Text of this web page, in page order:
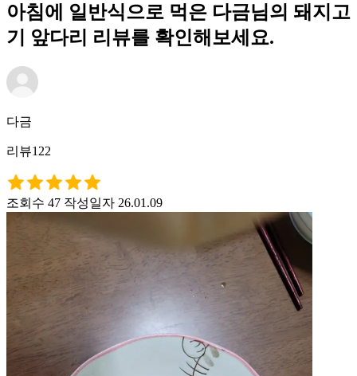
아침에 일반식으로 먹은 다금님의 돼지고
기 앞다리 리뷰를 확인해보세요.
다금
리뷰122
조회수 47 작성일자 26.01.09